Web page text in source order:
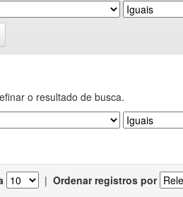
o resultado de busca.
| Ordenar registros por